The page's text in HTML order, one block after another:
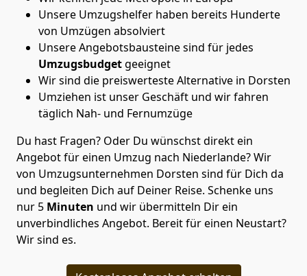
Unsere Umzugshelfer haben bereits Hunderte
von Umzügen absolviert
Unsere Angebotsbausteine sind für jedes
Umzugsbudgetgeeignet
Wir sind die preiswerteste Alternative in Dorsten
Umziehen ist unser Geschäft und wir fahren
täglich Nah- und Fernumzüge
Du hast Fragen? Oder Du wünschst direkt ein
Angebot für einen Umzug nach Niederlande? Wir
von Umzugsunternehmen Dorsten sind für Dich da
und begleiten Dich auf Deiner Reise. Schenke uns
nur 5 Minuten und wir übermitteln Dir ein
unverbindliches Angebot. Bereit für einen Neustart?
Wir sind es.